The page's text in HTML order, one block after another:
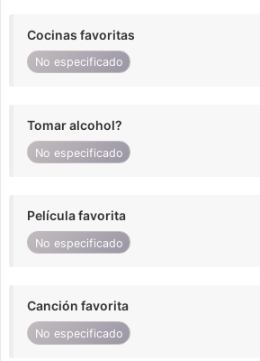
Cocinas favoritas
No especificado
Tomar alcohol?
No especificado
Película favorita
No especificado
Canción favorita
No especificado